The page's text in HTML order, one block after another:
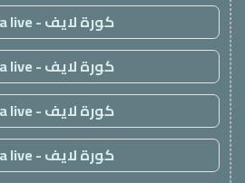
كورة لايف - koora live
كورة لايف - koora live
كورة لايف - koora live
كورة لايف - koora live